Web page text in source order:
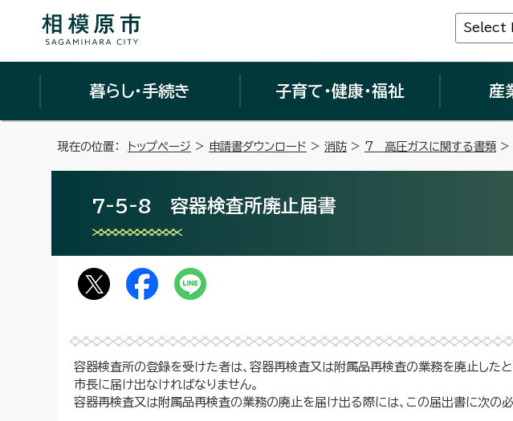
Select
暮らし・手続き 子育て・健康・福祉 産
現在の位置： トップページ > 申請書ダウンロード > 消防 > 7 高圧ガスに関する書類 >
7-5-8 容器検査所廃止届書
容器検査所の登録を受けた者は、容器再検査又は附属品再検査の業務を廃止した
市長に届け出なければなりません。
容器再検査又は附属品再検査の業務の廃止を届け出る際には、この届出書に次の必